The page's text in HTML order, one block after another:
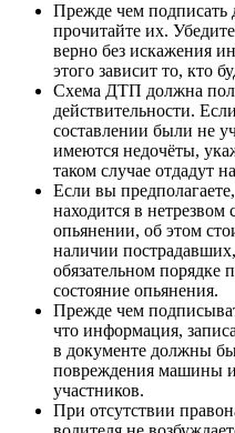
Прежде чем подписать
прочитайте их.
верно без искажения
этого зависит то, кто
Схема ДТП должна
действительности.
составлении были не
имеются недочёты,
таком случае отдадут
Если вы
находится в нетрезвом
опьянении, об этом
наличии
обязательном порядке
состояние опьянения.
Прежде чем
что информация,
в документе должны
повреждения машины
участников.
При отсутствии